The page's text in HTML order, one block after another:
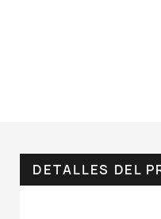
DETALLES DEL